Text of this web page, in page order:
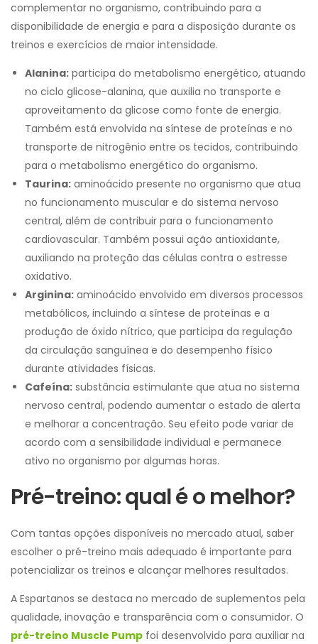
complementar no organismo, contribuindo para a
disponibilidade de energia e para a disposição durante os
treinos e exercícios de maior intensidade.
Alanina: participa do metabolismo energético, atuando
no ciclo glicose-alanina, que auxilia no transporte e
aproveitamento da glicose como fonte de energia.
Também está envolvida na síntese de proteínas e no
transporte de nitrogênio entre os tecidos, contribuindo
para o metabolismo energético do organismo.
Taurina: aminoácido presente no organismo que atua
no funcionamento muscular e do sistema nervoso
central, além de contribuir para o funcionamento
cardiovascular. Também possui ação antioxidante,
auxiliando na proteção das células contra o estresse
oxidativo.
Arginina: aminoácido envolvido em diversos processos
metabólicos, incluindo a síntese de proteínas e a
produção de óxido nítrico, que participa da regulação
da circulação sanguínea e do desempenho físico
durante atividades físicas.
Cafeína: substância estimulante que atua no sistema
nervoso central, podendo aumentar o estado de alerta
e melhorar a concentração. Seu efeito pode variar de
acordo com a sensibilidade individual e permanece
ativo no organismo por algumas horas.
Pré-treino: qual é o melhor?
Com tantas opções disponíveis no mercado atual, saber
escolher o pré-treino mais adequado é importante para
potencializar os treinos e alcançar melhores resultados.
A Espartanos se destaca no mercado de suplementos pela
qualidade, inovação e transparência com o consumidor. O
pré-treino Muscle Pump foi desenvolvido para auxiliar na